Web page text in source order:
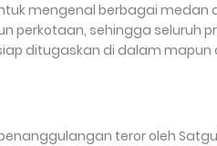
mengenal berbagai medan
perkotaan, sehingga seluruh
ditugaskan di dalam mapun
teror oleh